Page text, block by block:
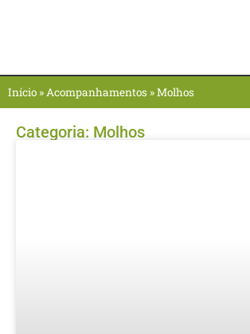
Início »Acompanhamentos »Molhos
Categoria: Molhos